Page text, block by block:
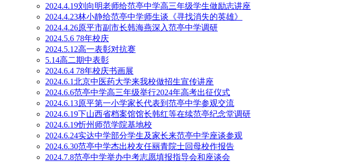
2024.4.19刘向明老师给范亭中学高三年级学生做励志讲座
2024.4.23林小静给范亭中学师生谈《寻找消失的英雄》
2024.4.26原平市副市长韩海燕深入范亭中学调研
2024.5.6 78年校庆
2024.5.12高一表彰对抗赛
5.14高二期中表彰
2024.6.4 78年校庆书画展
2024.6.1北京中医药大学来我校做招生宣传讲座
2024.6.6范亭中学高三年级举行2024年高考出征仪式
2024.6.13原平第一小学家长代表到范亭中学参观交流
2024.6.19下山西省档案馆馆长韩红等在续范亭纪念堂调研
2024.6.19忻州师范学院基地校
2024.6.24实达中学部分学生及家长来范亭中学座谈参观
2024.6.30范亭中学杰出校友任丽青院士回母校作报告
2024.7.8范亭中学举办中考志愿填报指导会和座谈会